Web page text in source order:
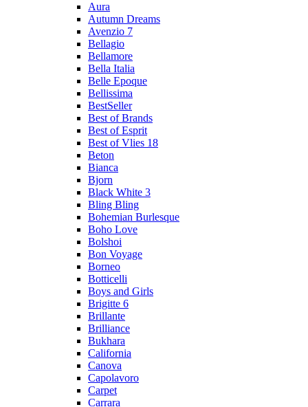
Aura
Autumn Dreams
Avenzio 7
Bellagio
Bellamore
Bella Italia
Belle Epoque
Bellissima
BestSeller
Best of Brands
Best of Esprit
Best of Vlies 18
Beton
Bianca
Bjorn
Black White 3
Bling Bling
Bohemian Burlesque
Boho Love
Bolshoi
Bon Voyage
Borneo
Botticelli
Boys and Girls
Brigitte 6
Brillante
Brilliance
Bukhara
California
Canova
Capolavoro
Carpet
Carrara